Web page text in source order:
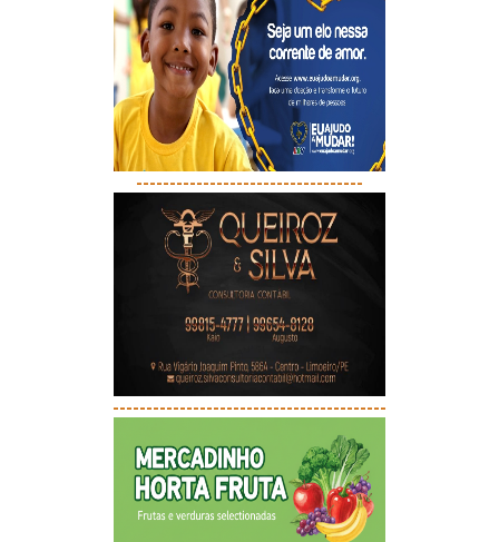
----------------------------------
-----------------------------------------